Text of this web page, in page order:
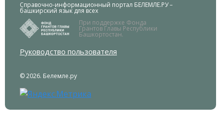
Справочно-информационный портал БЕЛЕМЛЕ.РУ –
башкирский язык для всех
При поддержке Фонда
Грантов Главы Республики
Башкортостан.
Руководство пользователя
© 2026. Белемле.ру